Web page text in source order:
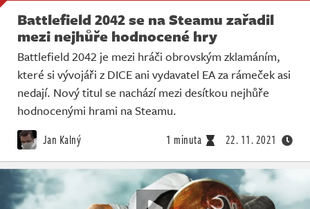
Battlefield 2042 se na Steamu zařadil
mezi nejhůře hodnocené hry
Battlefield 2042 je mezi hráči obrovským zklamáním,
které si vývojáři z DICE ani vydavatel EA za rámeček asi
nedají. Nový titul se nachází mezi desítkou nejhůře
hodnocenými hrami na Steamu.
Jan Kalný 1 minuta 22. 11. 2021